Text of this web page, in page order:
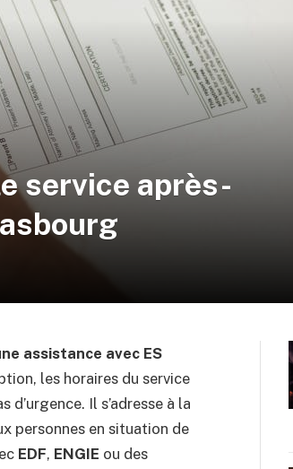
service après-
assistance avec ES
les horaires du service
Il s’adresse à la
personnes en situation de
EDF, ENGIE ou des